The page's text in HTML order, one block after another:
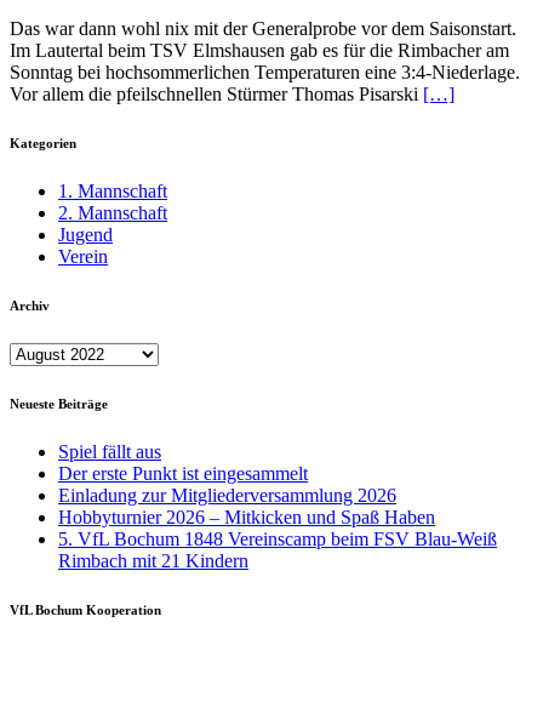
geschwächter
FSV
kassiert
Niederlage
Das war dann wohl nix mit der Generalprobe vor dem Saisonstart.
Im Lautertal beim TSV Elmshausen gab es für die Rimbacher am
Sonntag bei hochsommerlichen Temperaturen eine 3:4-Niederlage.
Vor allem die pfeilschnellen Stürmer Thomas Pisarski […]
Kategorien
1. Mannschaft
2. Mannschaft
Jugend
Verein
Archiv
Archiv
Neueste Beiträge
Spiel fällt aus
Der erste Punkt ist eingesammelt
Einladung zur Mitgliederversammlung 2026
Hobbyturnier 2026 – Mitkicken und Spaß Haben
5. VfL Bochum 1848 Vereinscamp beim FSV Blau-Weiß
Rimbach mit 21 Kindern
VfL Bochum Kooperation